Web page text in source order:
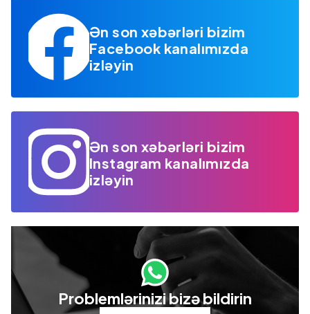
Ən son xəbərləri bizim
Facebook kanalımızda
izləyin
Ən son xəbərləri bizim
Instagram kanalımızda
izləyin
Problemlərinizi bizə bildirin